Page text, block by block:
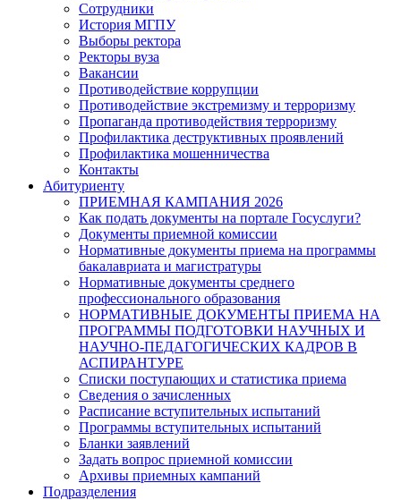
Сотрудники
История МГПУ
Выборы ректора
Ректоры вуза
Вакансии
Противодействие коррупции
Противодействие экстремизму и терроризму
Пропаганда противодействия терроризму
Профилактика деструктивных проявлений
Профилактика мошенничества
Контакты
Абитуриенту
ПРИЕМНАЯ КАМПАНИЯ 2026
Как подать документы на портале Госуслуги?
Документы приемной комиссии
Нормативные документы приема на программы
бакалавриата и магистратуры
Нормативные документы среднего
профессионального образования
НОРМАТИВНЫЕ ДОКУМЕНТЫ ПРИЕМА НА
ПРОГРАММЫ ПОДГОТОВКИ НАУЧНЫХ И
НАУЧНО-ПЕДАГОГИЧЕСКИХ КАДРОВ В
АСПИРАНТУРЕ
Списки поступающих и статистика приема
Сведения о зачисленных
Расписание вступительных испытаний
Программы вступительных испытаний
Бланки заявлений
Задать вопрос приемной комиссии
Архивы приемных кампаний
Подразделения